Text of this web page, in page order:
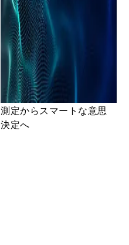
測定からスマートな意思
決定へ